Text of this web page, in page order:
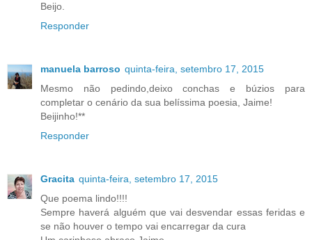
Beijo.
Responder
manuela barroso quinta-feira, setembro 17, 2015
Mesmo não pedindo,deixo conchas e búzios para
completar o cenário da sua belíssima poesia, Jaime!
Beijinho!**
Responder
Gracita quinta-feira, setembro 17, 2015
Que poema lindo!!!!
Sempre haverá alguém que vai desvendar essas feridas e
se não houver o tempo vai encarregar da cura